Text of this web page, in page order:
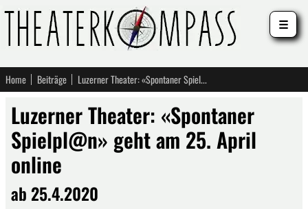
Home Beiträge Luzerner Theater: «Spontaner Spielpl@n» geht am 25. April online
Luzerner Theater: «Spontaner
Spielpl@n» geht am 25. April
online
ab 25.4.2020
☰